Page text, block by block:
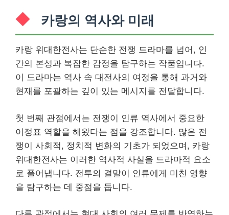
카랑의 역사와 미래
카랑 위대한전사는 단순한 전쟁 드라마를 넘어, 인
간의 본성과 복잡한 감정을 탐구하는 작품입니다.
이 드라마는 역사 속 대전사의 여정을 통해 과거와
현재를 포괄하는 깊이 있는 메시지를 전달합니다.
첫 번째 관점에서는 전쟁이 인류 역사에서 중요한
이정표 역할을 해왔다는 점을 강조합니다. 많은 전
쟁이 사회적, 정치적 변화의 기초가 되었으며, 카랑
위대한전사는 이러한 역사적 사실을 드라마적 요소
로 풀어냅니다. 전투의 결말이 인류에게 미친 영향
을 탐구하는 데 중점을 둡니다.